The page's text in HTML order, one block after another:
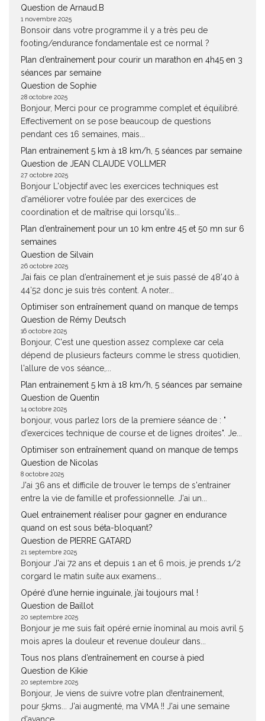
Question de Arnaud.B
1 novembre 2025
Bonsoir dans votre programme il y a très peu de
footing/endurance fondamentale est ce normal ?
Plan d’entraînement pour courir un marathon en 4h45 en 3
séances par semaine
Question de Sophie
28 octobre 2025
Bonjour, Merci pour ce programme complet et équilibré.
Effectivement on se pose beaucoup de questions
pendant ces 16 semaines, mais...
Plan entrainement 5 km à 18 km/h, 5 séances par semaine
Question de JEAN CLAUDE VOLLMER
27 octobre 2025
Bonjour L'objectif avec les exercices techniques est
d'améliorer votre foulée par des exercices de
coordination et de maîtrise qui lorsqu'ils...
Plan d’entraînement pour un 10 km entre 45 et 50 mn sur 6
semaines
Question de Silvain
26 octobre 2025
J’ai fais ce plan d’entraînement et je suis passé de 48’40 à
44’52 donc je suis très content. A noter...
Optimiser son entraînement quand on manque de temps
Question de Rémy Deutsch
16 octobre 2025
Bonjour, C'est une question assez complexe car cela
dépend de plusieurs facteurs comme le stress quotidien,
l'allure de vos séance,...
Plan entrainement 5 km à 18 km/h, 5 séances par semaine
Question de Quentin
14 octobre 2025
bonjour, vous parlez lors de la premiere séance de : "
d’exercices technique de course et de lignes droites". Je...
Optimiser son entraînement quand on manque de temps
Question de Nicolas
8 octobre 2025
J'ai 36 ans et difficile de trouver le temps de s'entrainer
entre la vie de famille et professionnelle. J'ai un...
Quel entrainement réaliser pour gagner en endurance
quand on est sous béta-bloquant?
Question de PIERRE GATARD
21 septembre 2025
Bonjour J'ai 72 ans et depuis 1 an et 6 mois, je prends 1/2
corgard le matin suite aux examens...
Opéré d’une hernie inguinale, j’ai toujours mal !
Question de Baillot
20 septembre 2025
Bonjour je me suis fait opéré ernie înominal au mois avril 5
mois apres la douleur et revenue douleur dans...
Tous nos plans d’entraînement en course à pied
Question de Kikie
20 septembre 2025
Bonjour, Je viens de suivre votre plan d!entrainement,
pour 5kms... J'ai augmenté, ma VMA !! J'ai une semaine